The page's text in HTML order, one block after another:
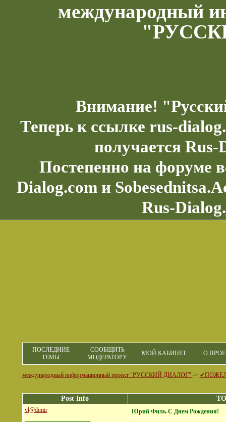
международный
Внимание!
Теперь к ссылке rus-
получается Rus-
Постепенно на форуме
Dialog.com и
Rus-Dialog.
ПОСЛЕДНИЕ
ТЕМЫ
СООБЩИТЬ
МОДЕРАТОРУ
МОЙ КАБИНЕТ О
международный информационный проект "РУССКИЙ ДИАЛОГ" ->
Post Info
vl@dimir Юрий Филь-С Днем Рождения!